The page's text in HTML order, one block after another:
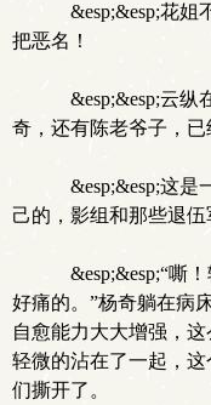
&esp;&esp;花姐
把恶名！
&esp;&esp;云纵
奇，还有陈老爷子，已
&esp;&esp;这是
己的，影组和那些退伍
&esp;&esp;“嘶
好痛的。”杨奇躺在病
自愈能力大大增强，
轻微的沾在了一起，
们撕开了。